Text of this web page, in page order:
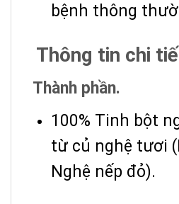
bệnh thông
Thông tin chi
Thành phần.
100% Tinh bột
từ củ nghệ tươi
Nghệ nếp đỏ).